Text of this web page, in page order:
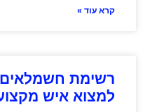
קרא עוד »
רשימת חשמלאים
למצוא איש